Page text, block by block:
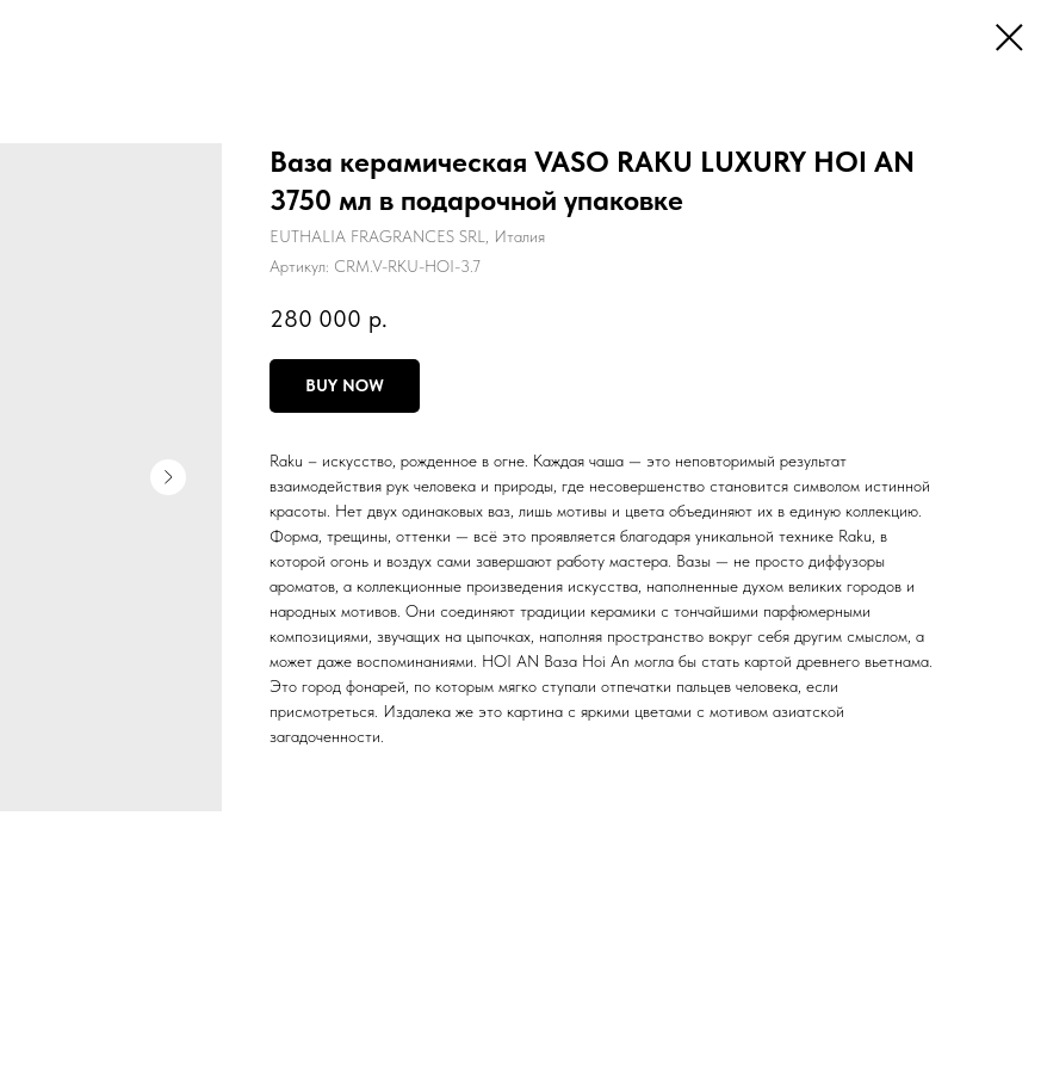
Ваза керамическая VASO RAKU LUXURY HOI AN
3750 мл в подарочной упаковке
EUTHALIA FRAGRANCES SRL, Италия
Артикул: CRM.V-RKU-HOI-3.7
280 000 р.
BUY NOW
Raku – искусство, рожденное в огне. Каждая чаша — это неповторимый результат
взаимодействия рук человека и природы, где несовершенство становится символом истинной
красоты. Нет двух одинаковых ваз, лишь мотивы и цвета объединяют их в единую коллекцию.
Форма, трещины, оттенки — всё это проявляется благодаря уникальной технике Raku, в
которой огонь и воздух сами завершают работу мастера. Вазы — не просто диффузоры
ароматов, а коллекционные произведения искусства, наполненные духом великих городов и
народных мотивов. Они соединяют традиции керамики с тончайшими парфюмерными
композициями, звучащих на цыпочках, наполняя пространство вокруг себя другим смыслом, а
может даже воспоминаниями. HOI AN Ваза Hoi An могла бы стать картой древнего вьетнама.
Это город фонарей, по которым мягко ступали отпечатки пальцев человека, если
присмотреться. Издалека же это картина с яркими цветами с мотивом азиатской
загадоченности.